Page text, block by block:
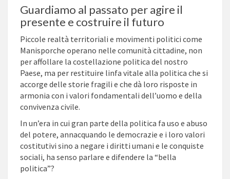
Guardiamo al passato per agire il
presente e costruire il futuro
Piccole realtà territoriali e movimenti politici come
Manisporche operano nelle comunità cittadine, non
per affollare la costellazione politica del nostro
Paese, ma per restituire linfa vitale alla politica che si
accorge delle storie fragili e che dà loro risposte in
armonia con i valori fondamentali dell’uomo e della
convivenza civile.
In un’era in cui gran parte della politica fa uso e abuso
del potere, annacquando le democrazie e i loro valori
costitutivi sino a negare i diritti umani e le conquiste
sociali, ha senso parlare e difendere la “bella
politica”?